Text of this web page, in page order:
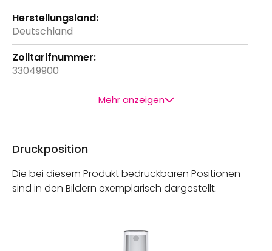
Deutschland
33049900
Mehr anzeigen
Druckposition
Die bei diesem Produkt bedruckbaren Positionen
sind in den Bildern exemplarisch dargestellt.